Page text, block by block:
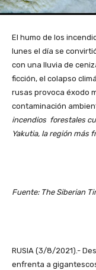
El humo de los
lunes el día se
con una lluvia de
ficción, el colapso
rusas provoca éxodo
contaminación
incendios forestales
Yakutia, la región más
Fuente: The Siberian
RUSIA (3/8/2021).-
enfrenta a